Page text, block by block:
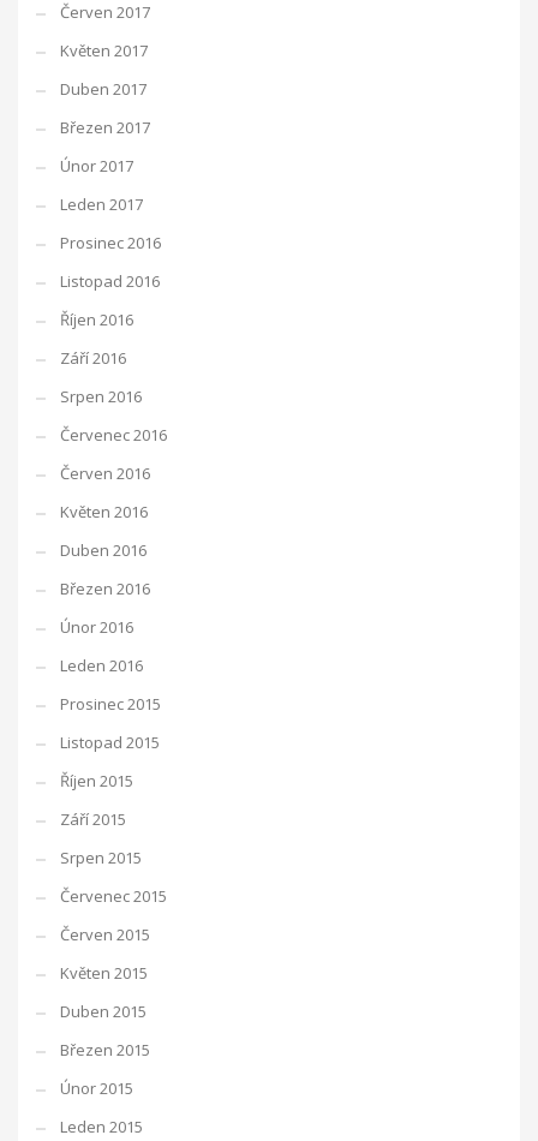
Červen 2017
Květen 2017
Duben 2017
Březen 2017
Únor 2017
Leden 2017
Prosinec 2016
Listopad 2016
Říjen 2016
Září 2016
Srpen 2016
Červenec 2016
Červen 2016
Květen 2016
Duben 2016
Březen 2016
Únor 2016
Leden 2016
Prosinec 2015
Listopad 2015
Říjen 2015
Září 2015
Srpen 2015
Červenec 2015
Červen 2015
Květen 2015
Duben 2015
Březen 2015
Únor 2015
Leden 2015